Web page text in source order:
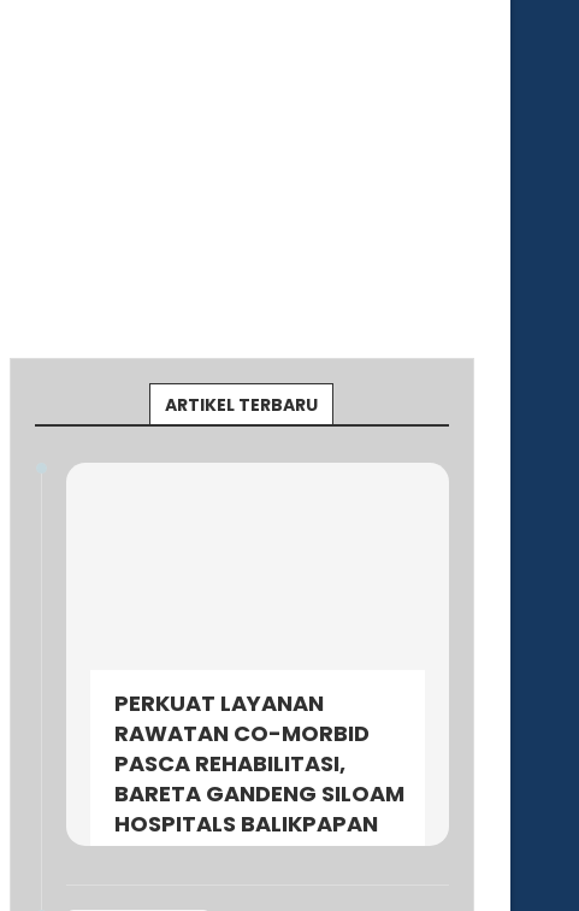
ARTIKEL TERBARU
PERKUAT LAYANAN
RAWATAN CO-MORBID
PASCA REHABILITASI,
BARETA GANDENG SILOAM
HOSPITALS BALIKPAPAN